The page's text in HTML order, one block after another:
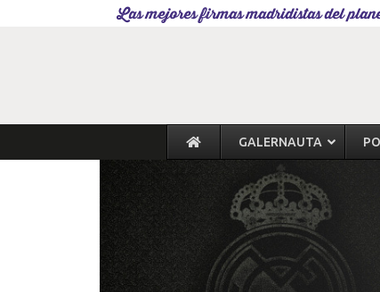
Las mejores firmas madridistas del
GALERNAUTA